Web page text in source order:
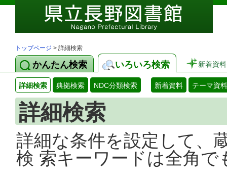
トップページ > 詳細検索
かんたん検索 いろいろ検索 新着資料
詳細検索 典拠検索 NDC分類検索 新着資料 テーマ資料
詳細検索
詳細な条件を設定して、
検 索キーワードは全角